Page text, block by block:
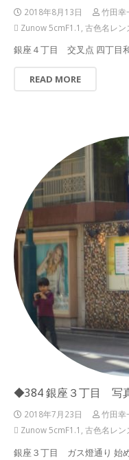
2018年8月13日 竹田幸
Zunow 5cmF1.1 , 古色名レン
銀座４丁目 交叉点 四丁目
READ MORE
◆384 銀座３丁目 写
2018年7月23日 竹田幸
Zunow 5cmF1.1 , 古色名レン
銀座３丁目 ガス燈通り 始